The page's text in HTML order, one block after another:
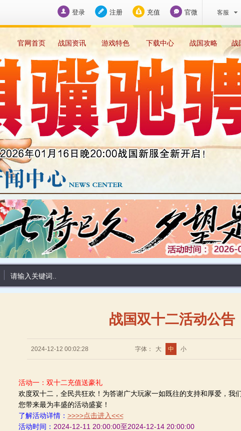
登录 注册 充值 官微 客服
官网首页 战国资讯 游戏特色 下载中心 战国攻略 战
战国双十二活动公告
2024-12-12 00:02:28 字体： 大 中 小
活动一：双十二充值送豪礼
欢度双十二，全民共狂欢！为答谢广大玩家一如既往的支持和厚爱，我
您带来最为丰盛的活动盛宴！
了解活动详情： >>>>点击进入<<<
活动时间： 2024-12-11 20:00:00至2024-12-14 20:00:00